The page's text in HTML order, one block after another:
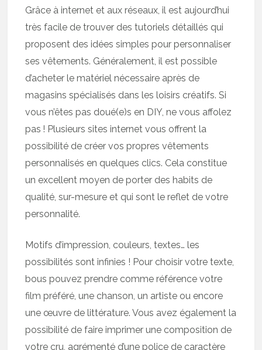
Grâce à internet et aux réseaux, il est aujourd’hui
très facile de trouver des tutoriels détaillés qui
proposent des idées simples pour personnaliser
ses vêtements. Généralement, il est possible
d’acheter le matériel nécessaire après de
magasins spécialisés dans les loisirs créatifs. Si
vous n’êtes pas doué(e)s en DIY, ne vous affolez
pas ! Plusieurs sites internet vous offrent la
possibilité de créer vos propres vêtements
personnalisés en quelques clics. Cela constitue
un excellent moyen de porter des habits de
qualité, sur-mesure et qui sont le reflet de votre
personnalité.
Motifs d’impression, couleurs, textes… les
possibilités sont infinies ! Pour choisir votre texte,
bous pouvez prendre comme référence votre
film préféré, une chanson, un artiste ou encore
une œuvre de littérature. Vous avez également la
possibilité de faire imprimer une composition de
votre cru, agrémenté d’une police de caractère